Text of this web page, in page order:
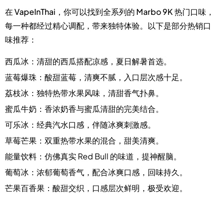
在VapeInThai ，你可以找到全系列的 Marbo 9K 热门口味 ，
每一种都经过精心调配，带来独特体验。以下是部分热销口
味推荐：
西瓜冰 ：清甜的西瓜搭配凉感，夏日解暑首选。
蓝莓爆珠 ：酸甜蓝莓，清爽不腻，入口层次感十足。
荔枝冰 ：独特热带水果风味，清甜香气扑鼻。
蜜瓜牛奶 ：香浓奶香与蜜瓜清甜的完美结合。
可乐冰 ：经典汽水口感，伴随冰爽刺激感。
草莓芒果 ：双重热带水果的混合，甜美清爽。
能量饮料 ：仿佛真实 Red Bull 的味道，提神醒脑。
葡萄冰 ：浓郁葡萄香气，配合冰爽口感，回味持久。
芒果百香果 ：酸甜交织，口感层次鲜明，极受欢迎。